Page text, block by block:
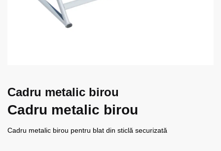
Cadru metalic birou
Cadru metalic birou
Cadru metalic birou pentru blat din sticlă securizată